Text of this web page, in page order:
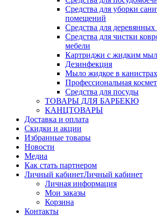
Средства для уборки
помещений
Средства для
Средства для чистки
мебели
Картриджи с жидким
Дезинфекция
Мыло жидкое в канистрах
Профессиональная
Средства для посуды
ТОВАРЫ ДЛЯ БАРБЕКЮ
КАНЦТОВАРЫ
Доставка и оплата
Скидки и акции
Избранные товары
Новости
Медиа
Как стать партнером
Личный кабинетЛичный кабинет
Личная информация
Мои заказы
Корзина
Контакты